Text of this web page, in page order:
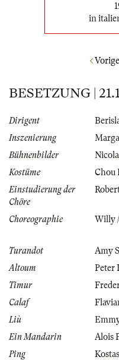
in
Vorige
BESETZUNG |
Dirigent
Inszenierung
Bühnenbilder
Kostüme
Chou
Einstudierung der
Chöre
Choreographie Willy
Turandot
Amy
Altoum
Peter
Timur
Calaf
Liù
Ein Mandarin
Alois
Ping